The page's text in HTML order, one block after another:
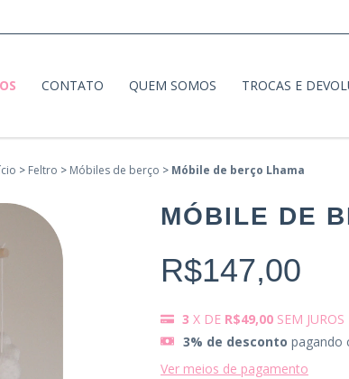
CONTATO QUEM SOMOS TROCAS E
> Feltro > Móbiles de berço > Móbile de berço Lhama
MÓBILE DE
R$147,00
3 X DE R$49,00 SEM JUROS
3% de desconto pagando
Ver meios de pagamento